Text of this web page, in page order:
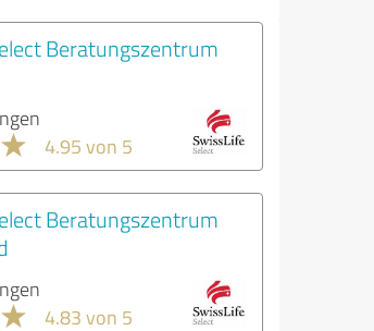
Beratungszentrum
4.95 von 5
Beratungszentrum
4.83 von 5